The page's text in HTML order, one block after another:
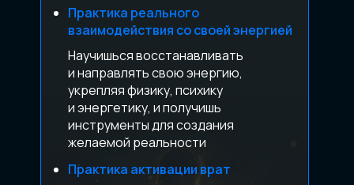
Практика реального
взаимодействия со своей энергией
Практика активации врат
Научишься восстанавливать
и направлять свою энергию,
укрепляя физику, психику
и энергетику, и получишь
инструменты для создания
желаемой реальности